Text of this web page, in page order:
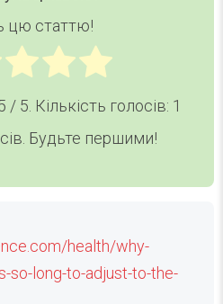
цю статтю!
/ 5. Кількість голосів: 1
Будьте першими!
health/why-
so-long-to-adjust-to-the-